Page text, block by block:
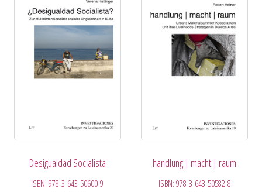
Desigualdad Socialista
ISBN:978-3-643-50600-9
handlung | macht | raum
ISBN: 978-3-643-50582-8